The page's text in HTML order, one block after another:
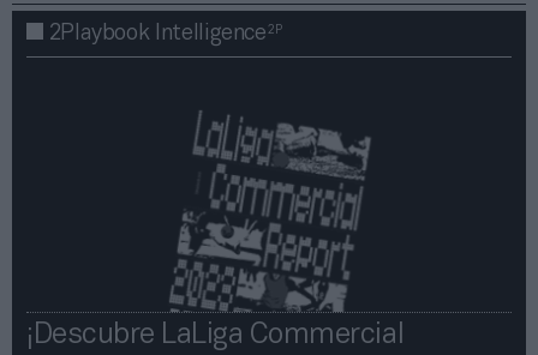
2Playbook Intelligence2P
¡Descubre LaLiga Commercial